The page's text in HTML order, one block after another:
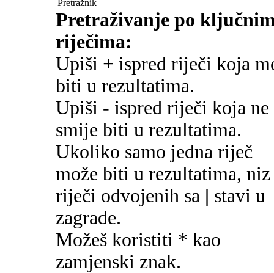
Pretražnik
Pretraživanje po
riječima:
Upiši + ispred riječi koja
biti u rezultatima.
Upiši - ispred riječi koja ne
smije biti u rezultatima.
Ukoliko samo jedna riječ
može biti u rezultatima, niz
riječi odvojenih sa | stavi u
zagrade.
Možeš koristiti * kao
zamjenski znak.